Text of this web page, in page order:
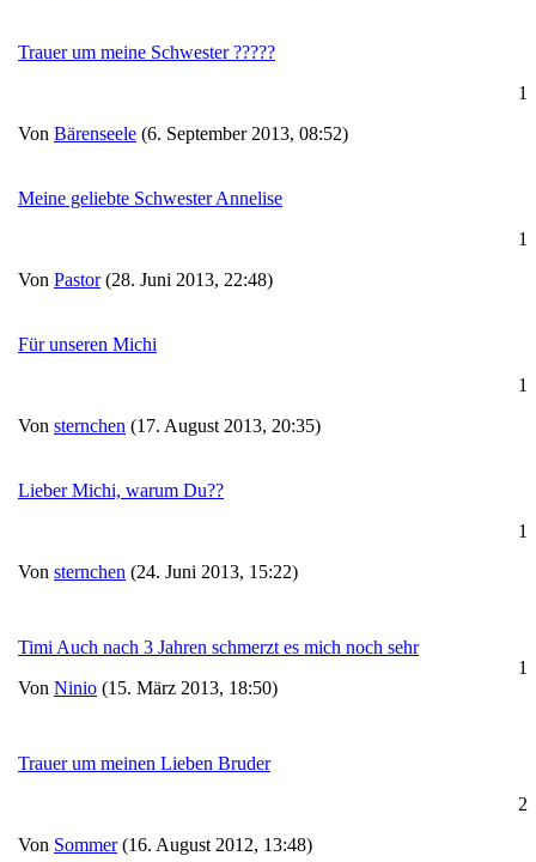
Trauer um meine Schwester ?????
Von Bärenseele (6. September 2013, 08:52)
1
Meine geliebte Schwester Annelise
Von Pastor(28. Juni 2013, 22:48)
1
Für unseren Michi
Von sternchen (17. August 2013, 20:35)
1
Lieber Michi, warum Du??
Von sternchen (24. Juni 2013, 15:22)
1
Timi Auch nach 3 Jahren schmerzt es mich noch sehr
Von Ninio (15. März 2013, 18:50)
1
Trauer um meinen Lieben Bruder
Von Sommer(16. August 2012, 13:48)
2